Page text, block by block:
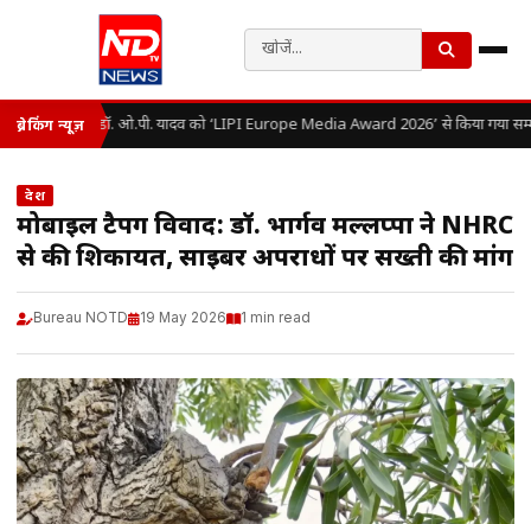
ब्रेकिंग न्यूज़ डॉ. ओ.पी. यादव को ‘LIPI Europe Media Award 2026’ से किया गया
देश
मोबाइल टैपिंग विवाद: डॉ. भार्गव मल्लप्पा ने NHRC
से की शिकायत, साइबर अपराधों पर सख्ती की मांग
Bureau NOTD 19 May 2026 1 min read